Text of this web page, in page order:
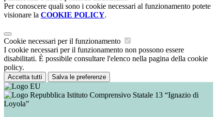
Per conoscere quali sono i cookie necessari al funzionamento potete
visionare la COOKIE POLICY.
Cookie necessari per il funzionamento
I cookie necessari per il funzionamento non possono essere
disabilitati. È possibile consultare l'elenco nella pagina della cookie
policy.
Accetta tutti Salva le preferenze
Istituto Comprensivo Statale 13 “Ignazio di
Loyola”